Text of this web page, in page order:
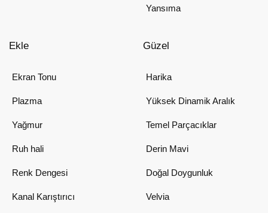
Yansıma
Ekle
Ekran Tonu
Plazma
Yağmur
Ruh hali
Renk Dengesi
Kanal Karıştırıcı
Güzel
Harika
Yüksek Dinamik Aralık
Temel Parçacıklar
Derin Mavi
Doğal Doygunluk
Velvia